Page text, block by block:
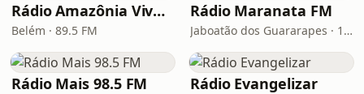
Rádio Amazônia Viva FM
Belém · 89.5 FM
Rádio Maranata FM
Jaboatão dos Guararapes · 103.9 FM
Rádio Mais 98.5 FM Rádio Evangelizar